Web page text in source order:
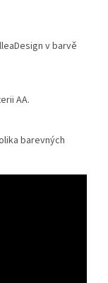
v barvě
AA.
barevných